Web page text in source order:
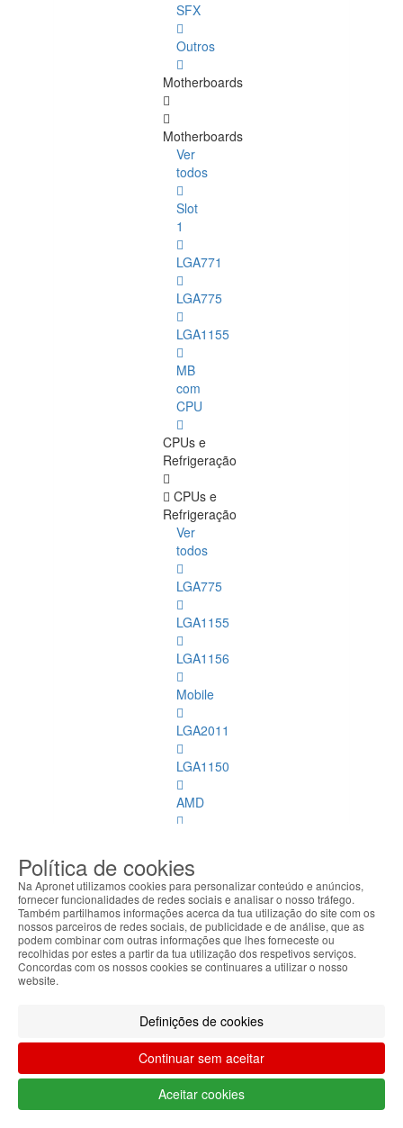
SFX
Outros
Motherboards
Motherboards
Ver
todos
Slot
1
LGA771
LGA775
LGA1155
MB
com
CPU
CPUs e
Refrigeração
CPUs e
Refrigeração
Ver
todos
LGA775
LGA1155
LGA1156
Mobile
LGA2011
LGA1150
AMD
Refrigeração
Memórias
Dimm
Memórias
todos
DDR
4
ECC
Política de cookies
Na Apronet utilizamos cookies para personalizar conteúdo e anúncios,
fornecer funcionalidades de redes sociais e analisar o nosso tráfego.
Também partilhamos informações acerca da tua utilização do site com os
nossos parceiros de redes sociais, de publicidade e de análise, que as
podem combinar com outras informações que lhes forneceste ou
recolhidas por estes a partir da tua utilização dos respetivos serviços.
Concordas com os nossos cookies se continuares a utilizar o nosso
website.
Definições de cookies
Continuar sem aceitar
Aceitar cookies